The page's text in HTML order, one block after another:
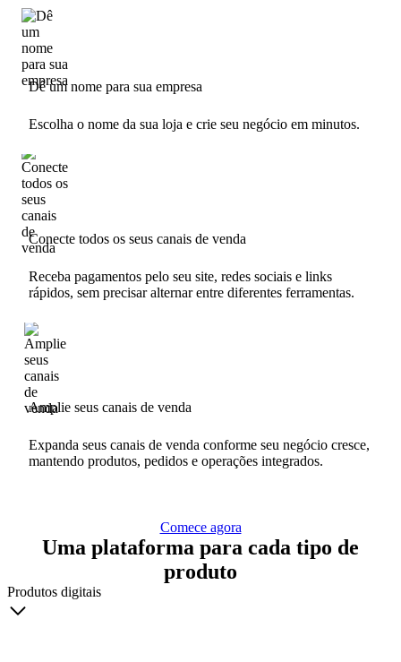
Dê um nome para sua empresa
Escolha o nome da sua loja e crie seu negócio em minutos.
Conecte todos os seus canais de venda
Receba pagamentos pelo seu site, redes sociais e links
rápidos, sem precisar alternar entre diferentes ferramentas.
Amplie seus canais de venda
Expanda seus canais de venda conforme seu negócio cresce,
mantendo produtos, pedidos e operações integrados.
Comece agora
Uma plataforma para cada tipo de
produto
Produtos digitais